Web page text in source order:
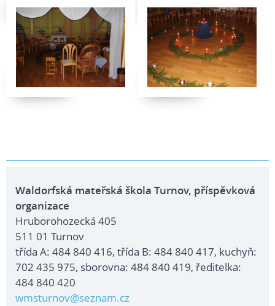
Waldorfská mateřská škola Turnov, příspěvková
organizace
Hruborohozecká 405
511 01 Turnov
třída A: 484 840 416, třída B: 484 840 417, kuchyň:
702 435 975, sborovna: 484 840 419, ředitelka:
484 840 420
wmsturnov@seznam.cz